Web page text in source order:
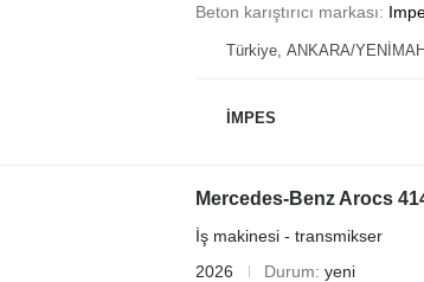
Beton karıştırıcı markası
Türkiye, ANKARA/
İMPES
Mercedes-Benz Arocs
İş makinesi - transmikser
2026
Durum yeni